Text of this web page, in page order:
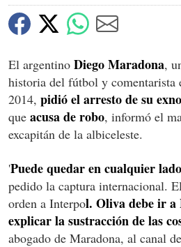
El argentino Diego Maradona,
historia del fútbol y comentarista
2014, pidió el arresto de su
que acusa de robo, informó el
excapitán de la albiceleste.
'Puede quedar en cualquier
pedido la captura internacional.
orden a Interpol. Oliva debe ir a
explicar la sustracción de las
abogado de Maradona, al canal